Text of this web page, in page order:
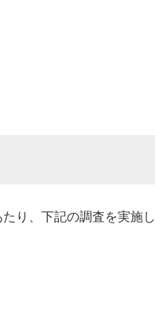
り、下記の調査を実施し